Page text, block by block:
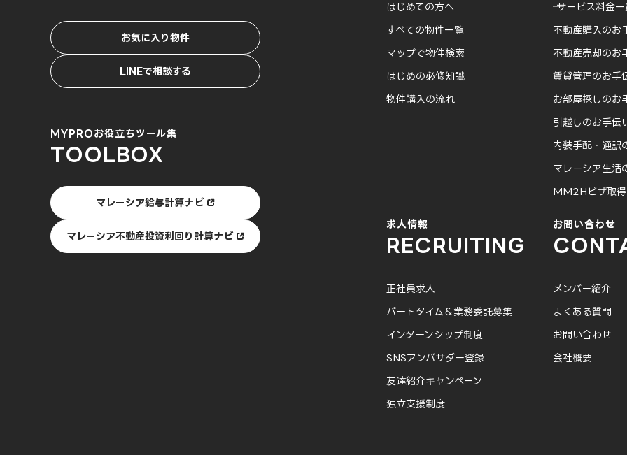
お気に入り物件
LINEで相談する
MYPROお役立ちツール集
TOOLBOX
マレーシア給与計算ナビ
マレーシア不動産投資利回り計算ナビ
はじめての方へ
すべての物件一覧
マップで物件検索
はじめの必修知識
物件購入の流れ
─ サービス料金一
不動産購入のお
不動産売却のお
賃貸管理のお手
お部屋探しのお
引越しのお手伝
内装手配・通訳
マレーシア生活
MM2Hビザ取得
求人情報
RECRUITING
正社員求人
パートタイム＆業務委託募集
インターンシップ制度
SNSアンバサダー登録
友達紹介キャンペーン
独立支援制度
お問い合わせ
メンバー紹介
よくある質問
お問い合わせ
会社概要